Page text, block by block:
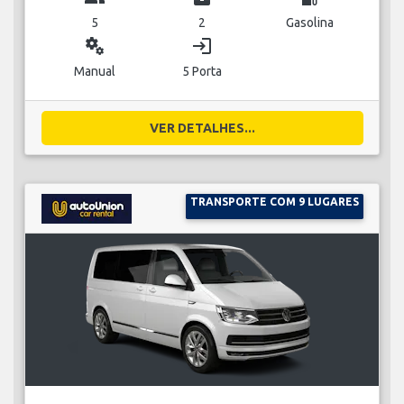
5 2 Gasolina
miscellaneous_services
Manual
login
5 Porta
VER DETALHES...
TRANSPORTE COM 9 LUGARES